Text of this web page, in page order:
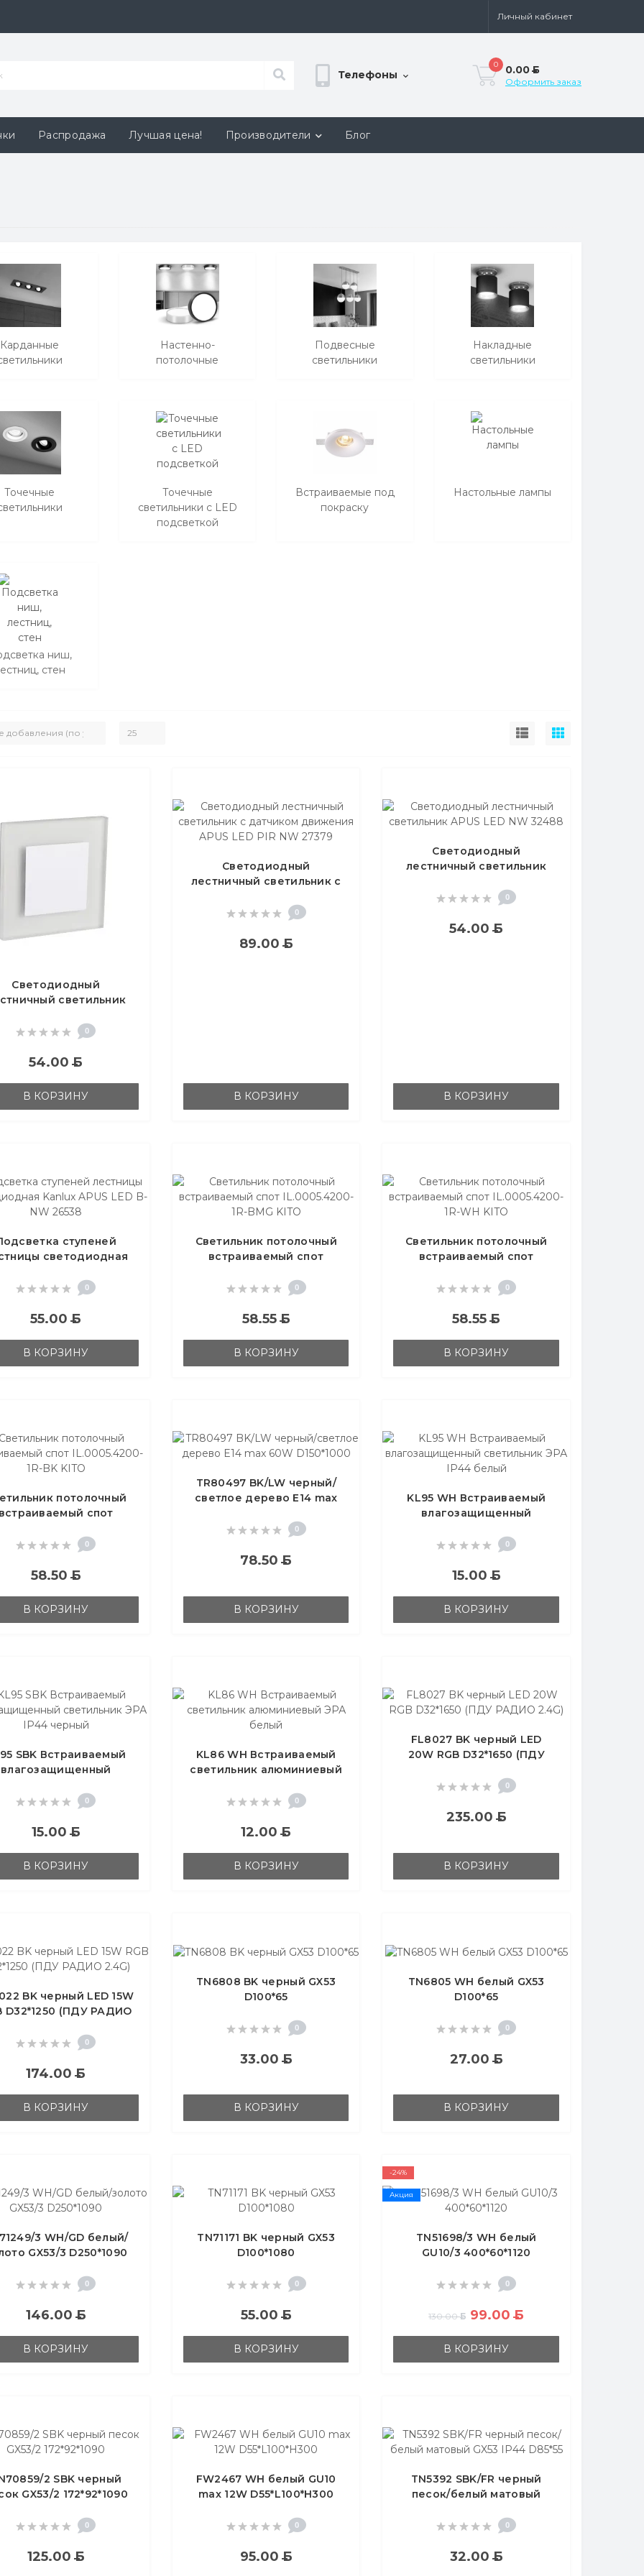
Личный кабинет
Телефоны
0 0.00Б
Оформить заказ
Распродажа Лучшая цена! Производители Блог
Карданные
Настенно-
потолочные
Подвесные
светильники
Накладные
светильники
Точечные
Точечные
светильники с LED
подсветкой
Встраиваемые под
покраску
Настольные лампы
ниш,
стен
Светодиодный
светильник
0
54.00Б
В КОРЗИНУ
Светодиодный
лестничный светильник с
LED PIR NW 27379
0
89.00Б
В КОРЗИНУ
Светодиодный
лестничный светильник
0
54.00Б
В КОРЗИНУ
ступеней
светодиодная
26538
0
55.00Б
В КОРЗИНУ
Светильник потолочный
встраиваемый спот
0
58.55Б
В КОРЗИНУ
Светильник потолочный
встраиваемый спот
0
58.55Б
В КОРЗИНУ
потолочный
встраиваемый спот
0
58.50Б
В КОРЗИНУ
TR80497 BK/LW черный/
светлое дерево E14 max
0
78.50Б
В КОРЗИНУ
KL95 WH Встраиваемый
влагозащищенный
белый
0
15.00Б
В КОРЗИНУ
SBK Встраиваемый
влагозащищенный
черный
0
15.00Б
В КОРЗИНУ
KL86 WH Встраиваемый
светильник алюминиевый
0
12.00Б
В КОРЗИНУ
FL8027 BK черный LED
20W RGB D32*1650 (ПДУ
0
235.00Б
В КОРЗИНУ
BK черный LED 15W
D32*1250 (ПДУ РАДИО
0
174.00Б
В КОРЗИНУ
TN6808 BK черный GX53
D100*65
0
33.00Б
В КОРЗИНУ
TN6805 WH белый GX53
D100*65
0
27.00Б
В КОРЗИНУ
3 WH/GD белый/
GX53/3 D250*1090
0
146.00Б
В КОРЗИНУ
TN71171 BK черный GX53
D100*1080
0
55.00Б
В КОРЗИНУ
-24%
Акция
TN51698/3 WH белый
GU10/3 400*60*1120
0
130.00Б 99.00Б
В КОРЗИНУ
2 SBK черный
GX53/2 172*92*1090
0
125.00Б
FW2467 WH белый GU10
max 12W D55*L100*H300
0
95.00Б
TN5392 SBK/FR черный
песок/белый матовый
0
32.00Б